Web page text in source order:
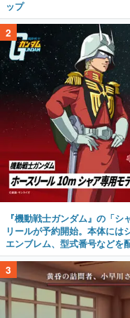
ップ
2
『機動戦士ガンダム』の「
リールが予約開始。本体には
エンブレム、型式番号などを
3